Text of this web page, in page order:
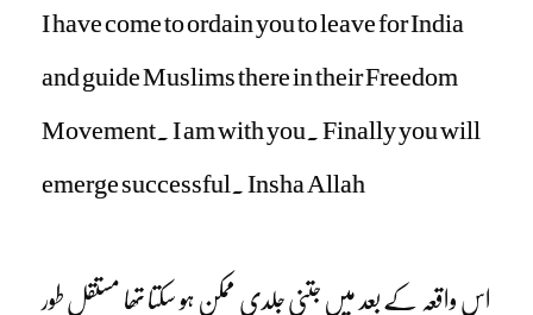
I have come to ordain you to leave for India
and guide Muslims there in their Freedom
Movement. I am with you. Finally you will
emerge successful. Insha Allah
اس واقعہ کے بعد میں جتنی جلدی ممکن ہو سکتا تھا مستقل طور